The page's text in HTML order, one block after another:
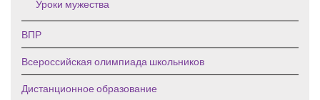
Уроки мужества
ВПР
Всероссийская олимпиада школьников
Дистанционное образование